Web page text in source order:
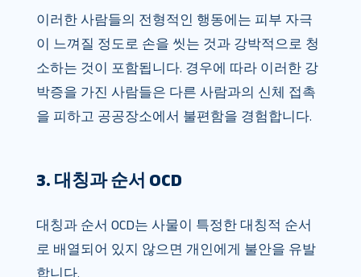
이러한 사람들의 전형적인 행동에는 피부 자극
이 느껴질 정도로 손을 씻는 것과 강박적으로 청
소하는 것이 포함됩니다. 경우에 따라 이러한 강
박증을 가진 사람들은 다른 사람과의 신체 접촉
을 피하고 공공장소에서 불편함을 경험합니다.
3. 대칭과 순서 OCD
대칭과 순서 OCD는 사물이 특정한 대칭적 순서
로 배열되어 있지 않으면 개인에게 불안을 유발
합니다.